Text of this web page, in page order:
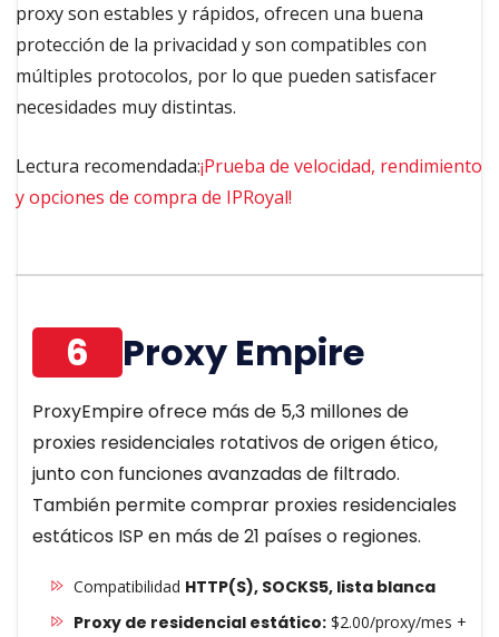
proxy son estables y rápidos, ofrecen una buena
protección de la privacidad y son compatibles con
múltiples protocolos, por lo que pueden satisfacer
necesidades muy distintas.
Lectura recomendada:¡Prueba de velocidad, rendimiento
y opciones de compra de IPRoyal!
6 Proxy Empire
ProxyEmpire ofrece más de 5,3 millones de
proxies residenciales rotativos de origen ético,
junto con funciones avanzadas de filtrado.
También permite comprar proxies residenciales
estáticos ISP en más de 21 países o regiones.
Compatibilidad HTTP(S), SOCKS5, lista blanca
Proxy de residencial estático:$2.00/proxy/mes +